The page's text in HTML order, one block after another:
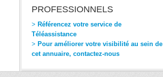
PROFESSIONNELS
> Référencez votre service de
Téléassistance
> Pour améliorer votre visibilité au sein de
cet annuaire, contactez-nous